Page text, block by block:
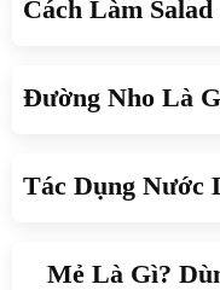
Cách Làm Salad
Đường Nho Là
Tác Dụng Nước
Mẻ Là Gì?